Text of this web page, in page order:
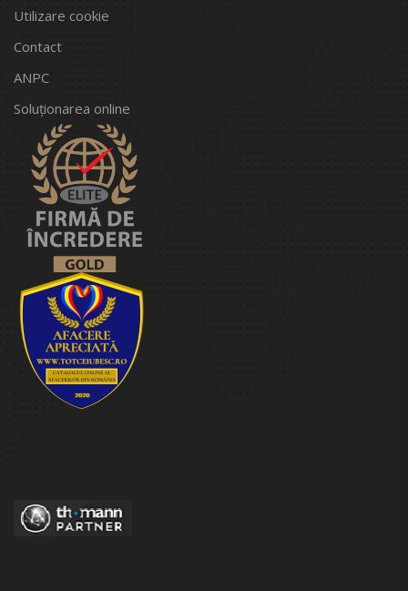
Utilizare cookie
Contact
ANPC
Soluționarea online